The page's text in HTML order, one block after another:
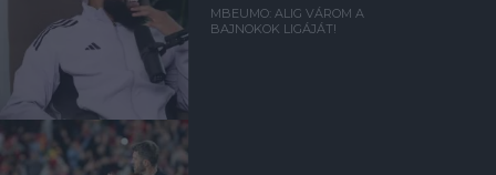
MBEUMO: ALIG VÁROM A
BAJNOKOK LIGÁJÁT!